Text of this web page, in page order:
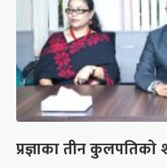
प्रज्ञाका तीन